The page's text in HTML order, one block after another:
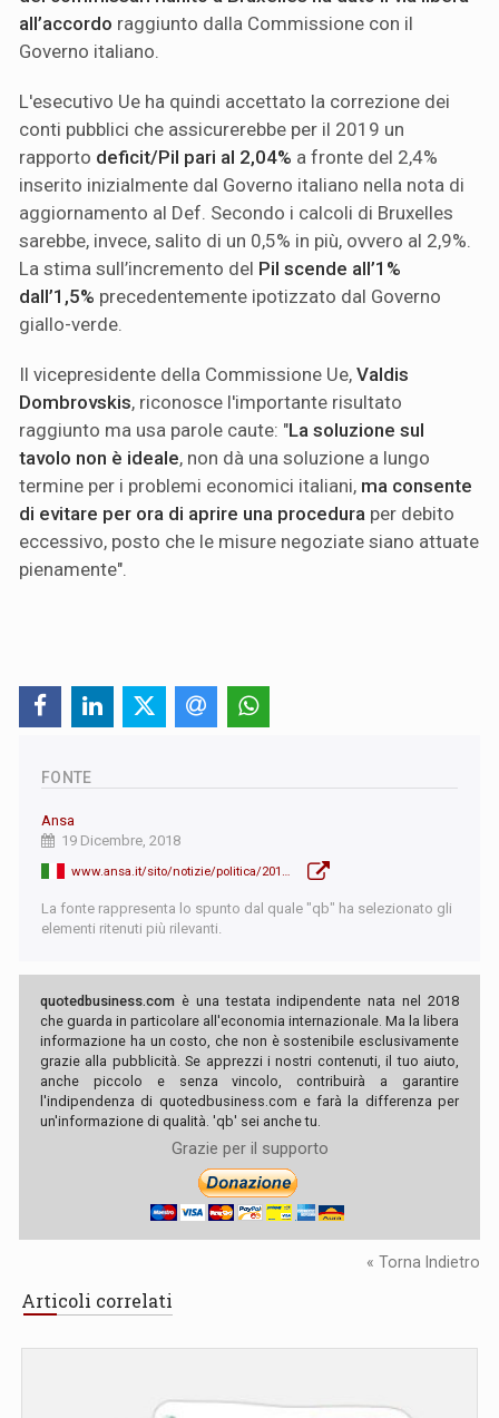
all’accordo raggiunto dalla Commissione con il
Governo italiano.
L'esecutivo Ue ha quindi accettato la correzione dei
conti pubblici che assicurerebbe per il 2019 un
rapporto deficit/Pil pari al 2,04% a fronte del 2,4%
inserito inizialmente dal Governo italiano nella nota di
aggiornamento al Def. Secondo i calcoli di Bruxelles
sarebbe, invece, salito di un 0,5% in più, ovvero al 2,9%.
La stima sull’incremento del Pil scende all’1%
dall’1,5% precedentemente ipotizzato dal Governo
giallo-verde.
Il vicepresidente della Commissione Ue, Valdis
Dombrovskis, riconosce l'importante risultato
raggiunto ma usa parole caute: "La soluzione sul
tavolo non è ideale, non dà una soluzione a lungo
termine per i problemi economici italiani, ma consente
di evitare per ora di aprire una procedura per debito
eccessivo, posto che le misure negoziate siano attuate
pienamente".
FONTE
Ansa
19 Dicembre, 2018
La fonte rappresenta lo spunto dal quale "qb" ha selezionato gli
elementi ritenuti più rilevanti.
quotedbusiness.com è una testata indipendente nata nel 2018
che guarda in particolare all'economia internazionale. Ma la libera
informazione ha un costo, che non è sostenibile esclusivamente
grazie alla pubblicità. Se apprezzi i nostri contenuti, il tuo aiuto,
anche piccolo e senza vincolo, contribuirà a garantire
l'indipendenza di quotedbusiness.com e farà la differenza per
un'informazione di qualità. 'qb' sei anche tu.
Grazie per il supporto
« Torna Indietro
Articoli correlati